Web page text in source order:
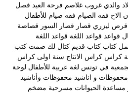
والدي غروب غلاصم فرحة العيد فصل
الاخ فقه الصيام فقه صيام للأطفال
قرص ليزري قصار قصار السور قصاصة
قواعد قواعد اللغة قواعد اللغة
كتاب كتاب قديم كتال لك صمت كتب
كراس كراس الانتاج سنة اولى كراس
في تونس لغة عربية للأطفال لوحة
محفوظات و اناشيد محفوظات وأناشيد
مساعدة الحيوانات مسرحية مضخم